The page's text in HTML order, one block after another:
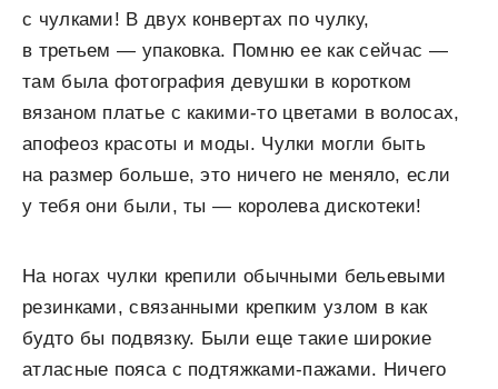
с чулками! В двух конвертах по чулку,
в третьем — упаковка. Помню ее как сейчас —
там была фотография девушки в коротком
вязаном платье с какими-то цветами в волосах,
апофеоз красоты и моды. Чулки могли быть
на размер больше, это ничего не меняло, если
у тебя они были, ты — королева дискотеки!
На ногах чулки крепили обычными бельевыми
резинками, связанными крепким узлом в как
будто бы подвязку. Были еще такие широкие
атласные пояса с подтяжками-пажами. Ничего